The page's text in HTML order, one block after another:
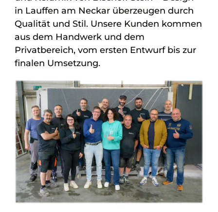
in Lauffen am Neckar überzeugen durch
Qualität und Stil. Unsere Kunden kommen
aus dem Handwerk und dem
Privatbereich, vom ersten Entwurf bis zur
finalen Umsetzung.